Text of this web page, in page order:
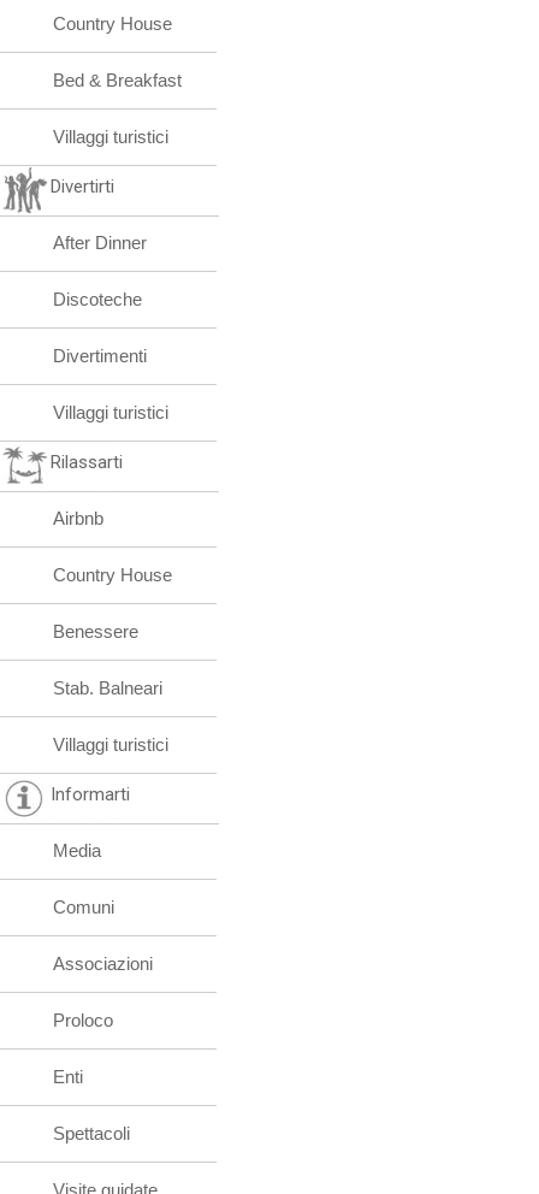
Country House
Bed & Breakfast
Villaggi turistici
Divertirti
After Dinner
Discoteche
Divertimenti
Villaggi turistici
Rilassarti
Airbnb
Country House
Benessere
Stab. Balneari
Villaggi turistici
Informarti
Media
Comuni
Associazioni
Proloco
Enti
Spettacoli
Visite guidate